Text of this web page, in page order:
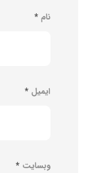
نام *
ایمیل *
وبسایت *